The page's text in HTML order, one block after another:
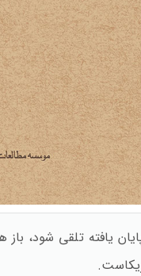
یافته تلقی شود،